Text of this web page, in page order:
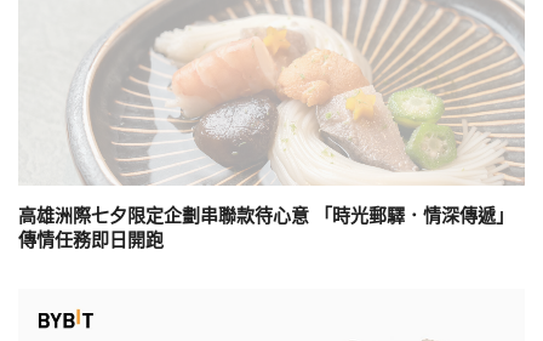
高雄洲際七夕限定企劃串聯款待心意 「時光郵驛．情深傳遞」
傳情任務即日開跑